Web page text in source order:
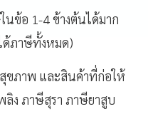
ข้อ 1-4 ข้างต้นได้มาก
ด้ภาษีทั้งหมด)
ขภาพ และสินค้าที่ก่อให้
ง ภาษีสุรา ภาษียาสูบ